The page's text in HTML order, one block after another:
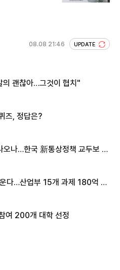
08.08 21:46 UPDATE
괜찮아…그것이 협치"
즈, 정답은?
오나…한국 新통상정책 교두보 활
다…산업부 15개 과제 180억 지
여 200개 대학 선정